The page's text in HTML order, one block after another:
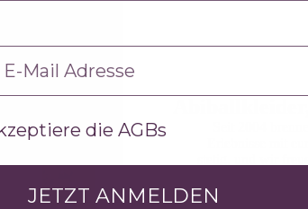
Seit 2004
Erlebnisse mit
stetig, und wir
mit einer neuen
besuche
die AGBs
JETZT ANMELDEN